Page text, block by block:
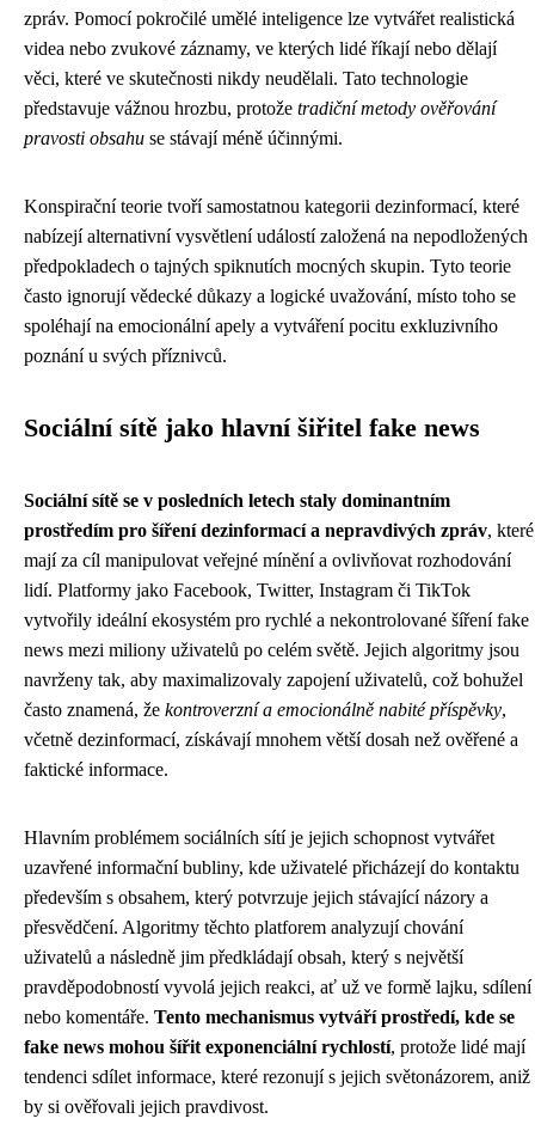
zpráv. Pomocí pokročilé umělé inteligence lze vytvářet realistická
videa nebo zvukové záznamy, ve kterých lidé říkají nebo dělají
věci, které ve skutečnosti nikdy neudělali. Tato technologie
představuje vážnou hrozbu, protože tradiční metody ověřování
pravosti obsahu se stávají méně účinnými.
Konspirační teorie tvoří samostatnou kategorii dezinformací, které
nabízejí alternativní vysvětlení událostí založená na nepodložených
předpokladech o tajných spiknutích mocných skupin. Tyto teorie
často ignorují vědecké důkazy a logické uvažování, místo toho se
spoléhají na emocionální apely a vytváření pocitu exkluzivního
poznání u svých příznivců.
Sociální sítě jako hlavní šiřitel fake news
Sociální sítě se v posledních letech staly dominantním
prostředím pro šíření dezinformací a nepravdivých zpráv, které
mají za cíl manipulovat veřejné mínění a ovlivňovat rozhodování
lidí. Platformy jako Facebook, Twitter, Instagram či TikTok
vytvořily ideální ekosystém pro rychlé a nekontrolované šíření fake
news mezi miliony uživatelů po celém světě. Jejich algoritmy jsou
navrženy tak, aby maximalizovaly zapojení uživatelů, což bohužel
často znamená, že kontroverzní a emocionálně nabité příspěvky,
včetně dezinformací, získávají mnohem větší dosah než ověřené a
faktické informace.
Hlavním problémem sociálních sítí je jejich schopnost vytvářet
uzavřené informační bubliny, kde uživatelé přicházejí do kontaktu
především s obsahem, který potvrzuje jejich stávající názory a
přesvědčení. Algoritmy těchto platforem analyzují chování
uživatelů a následně jim předkládají obsah, který s největší
pravděpodobností vyvolá jejich reakci, ať už ve formě lajku, sdílení
nebo komentáře. Tento mechanismus vytváří prostředí, kde se
fake news mohou šířit exponenciální rychlostí, protože lidé mají
tendenci sdílet informace, které rezonují s jejich světonázorem, aniž
by si ověřovali jejich pravdivost.